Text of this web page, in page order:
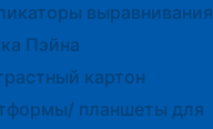
выравнивания
Пэйна
картон
планшеты для